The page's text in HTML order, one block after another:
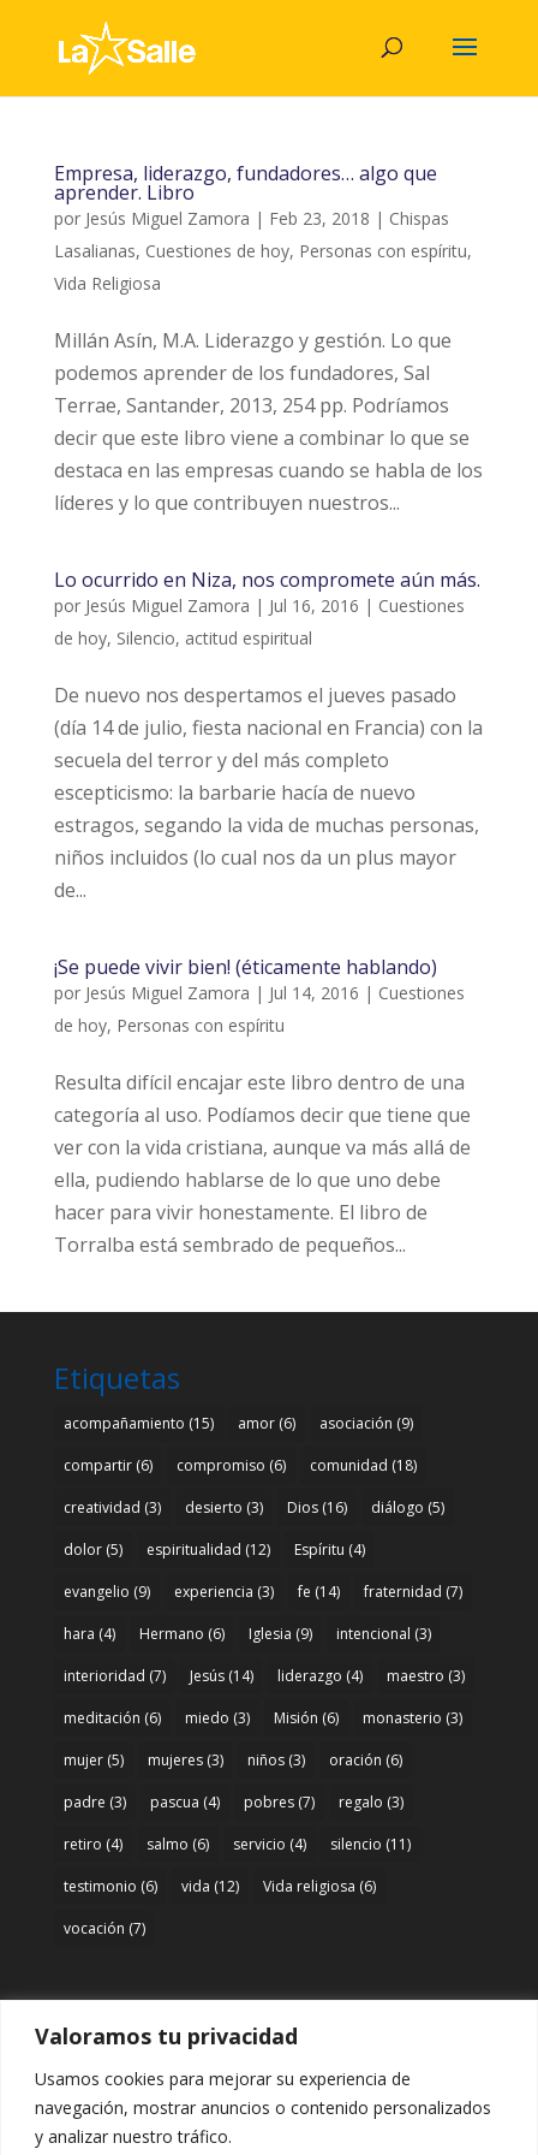
Valoramos tu privacidad
Usamos cookies para mejorar su experiencia de
navegación, mostrar anuncios o contenido personalizados
y analizar nuestro tráfico.
Empresa, liderazgo, fundadores… algo que
aprender. Libro
por Jesús Miguel Zamora | Feb 23, 2018 | Chispas
Lasalianas, Cuestiones de hoy, Personas con espíritu,
Vida Religiosa
Millán Asín, M.A. Liderazgo y gestión. Lo que
podemos aprender de los fundadores, Sal
Terrae, Santander, 2013, 254 pp. Podríamos
decir que este libro viene a combinar lo que se
destaca en las empresas cuando se habla de los
líderes y lo que contribuyen nuestros...
Lo ocurrido en Niza, nos compromete aún más.
por Jesús Miguel Zamora | Jul 16, 2016 | Cuestiones
de hoy, Silencio, actitud espiritual
De nuevo nos despertamos el jueves pasado
(día 14 de julio, fiesta nacional en Francia) con la
secuela del terror y del más completo
escepticismo: la barbarie hacía de nuevo
estragos, segando la vida de muchas personas,
niños incluidos (lo cual nos da un plus mayor
de...
¡Se puede vivir bien! (éticamente hablando)
por Jesús Miguel Zamora | Jul 14, 2016 | Cuestiones
de hoy, Personas con espíritu
Resulta difícil encajar este libro dentro de una
categoría al uso. Podíamos decir que tiene que
ver con la vida cristiana, aunque va más allá de
ella, pudiendo hablarse de lo que uno debe
hacer para vivir honestamente. El libro de
Torralba está sembrado de pequeños...
Etiquetas
acompañamiento (15) amor(6) asociación (9)
compartir(6) compromiso (6) comunidad (18)
creatividad (3) desierto (3) Dios(16) diálogo (5)
dolor(5) espiritualidad (12) Espíritu (4)
evangelio (9) experiencia (3) fe (14) fraternidad (7)
hara (4) Hermano (6) Iglesia (9) intencional (3)
interioridad (7) Jesús(14) liderazgo (4) maestro (3)
meditación (6) miedo (3) Misión (6) monasterio (3)
mujer(5) mujeres(3) niños(3) oración (6)
padre (3) pascua (4) pobres(7) regalo (3)
retiro (4) salmo (6) servicio (4) silencio (11)
testimonio (6) vida (12) Vida religiosa (6)
vocación (7)
Acceso
Entrar